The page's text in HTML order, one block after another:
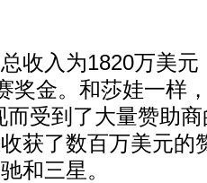
入为1820万美元
奖金。和莎娃一样
而受到了大量赞助
获了数百万美元的
和三星。